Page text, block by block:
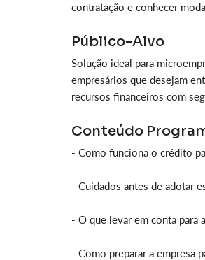
contratação e conhecer
Público-Alvo
Solução ideal para
empresários que desejam
recursos financeiros com
Conteúdo
- Como funciona o crédito
- Cuidados antes de adotar
- O que levar em conta para
- Como preparar a empresa